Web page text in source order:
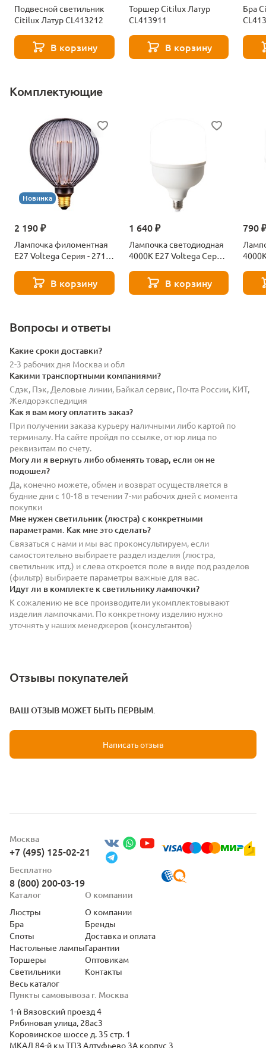
Подвесной светильник
Citilux Латур CL413212
В корзину
Торшер Citilux Латур
CL413911
В корзину
Бра
Комплектующие
Новинка
2 190 ₽
Лампочка филоментная
Е27 Voltega Серия - 271
В корзину
1 640 ₽
Лампочка светодиодная
4000К Е27 Voltega Серия
В корзину
790
Вопросы и ответы
Какие сроки доставки?
2-3 рабочих дня Москва и обл
Какими транспортными компаниями?
Сдэк, Пэк, Деловые линии, Байкал сервис, Почта России, КИТ,
Желдорэкспедиция
Как я вам могу оплатить заказ?
При получении заказа курьеру наличными либо картой по
терминалу. На сайте пройдя по ссылке, от юр лица по
реквизитам по счету.
Могу ли я вернуть либо обменять товар, если он не
подошел?
Да, конечно можете, обмен и возврат осуществляется в
будние дни с 10-18 в течении 7-ми рабочих дней с момента
покупки
Мне нужен светильник (люстра) с конкретными
параметрами. Как мне это сделать?
Связаться с нами и мы вас проконсультируем, если
самостоятельно выбираете раздел изделия (люстра,
светильник итд.) и слева откроется поле в виде под разделов
(фильтр) выбираете параметры важные для вас.
Идут ли в комплекте к светильнику лампочки?
К сожалению не все производители укомплектовывают
изделия лампочками. По конкретному изделию нужно
уточнять у наших менеджеров (консультантов)
Отзывы покупателей
ВАШ ОТЗЫВ МОЖЕТ БЫТЬ ПЕРВЫМ.
Написать отзыв
Москва
+7 (495) 125-02-21
Бесплатно
8 (800) 200-03-19
Пункты самовывоза г. Москва
1-й Вязовский проезд 4
Рябиновая улица, 28ас3
Коровинское шоссе д. 35 стр. 1
МКАД 84-й км ТПЗ Алтуфьево 3А корпус 3
Каталог
Люстры
Бра
Споты
Настольные лампы
Торшеры
Светильники
Весь каталог
О компании
О компании
Бренды
Доставка и оплата
Гарантии
Оптовикам
Контакты